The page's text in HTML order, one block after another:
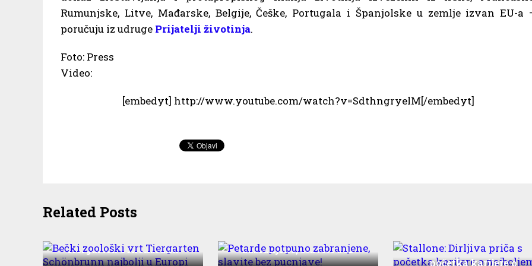
Rumunjske, Litve, Mađarske, Belgije, Češke, Portugala i Španjolske u zemlje izvan EU-a
poručuju iz udruge Prijatelji životinja.
Foto: Press
Video:
[embedyt] http://www.youtube.com/watch?v=SdthngryelM[/embedyt]
Related Posts
Tiergarten Schönbrunn
najbolji u Europi
zabranjene, slavite bez
pucnjave!
Stallone: Dirljiva priča s
početka karijere o